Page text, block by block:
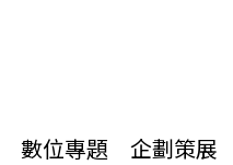
數位專題 企劃策展